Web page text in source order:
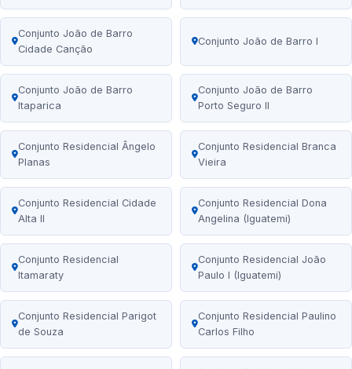
Conjunto João de Barro
Cidade Canção
Conjunto João de Barro I
Conjunto João de Barro
Itaparica
Conjunto João de Barro
Porto Seguro II
Conjunto Residencial Ângelo
Planas
Conjunto Residencial Branca
Vieira
Conjunto Residencial Cidade
Alta II
Conjunto Residencial Dona
Angelina (Iguatemi)
Conjunto Residencial
Itamaraty
Conjunto Residencial João
Paulo I (Iguatemi)
Conjunto Residencial Parigot
de Souza
Conjunto Residencial Paulino
Carlos Filho